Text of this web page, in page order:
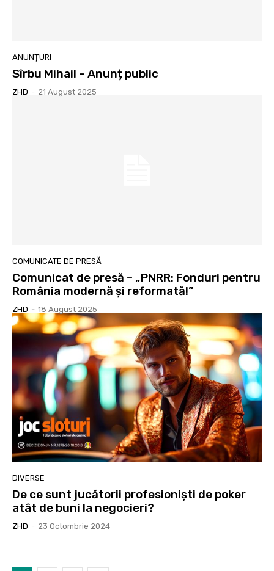
ANUNȚURI
Sîrbu Mihail – Anunț public
ZHD - 21 August 2025
COMUNICATE DE PRESĂ
Comunicat de presă – „PNRR: Fonduri pentru
România modernă și reformată!”
ZHD - 18 August 2025
DIVERSE
De ce sunt jucătorii profesioniști de poker
atât de buni la negocieri?
ZHD - 23 Octombrie 2024